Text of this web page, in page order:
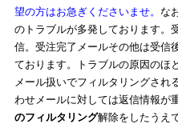
望の方はお急ぎくださいませ。 な
のトラブルが多発しております。
信。受注完了メールその他は受信
ております。トラブルの原因のほ
メール扱いでフィルタリングされ
わせメールに対しては返信情報が
のフィルタリング解除をしたうえ